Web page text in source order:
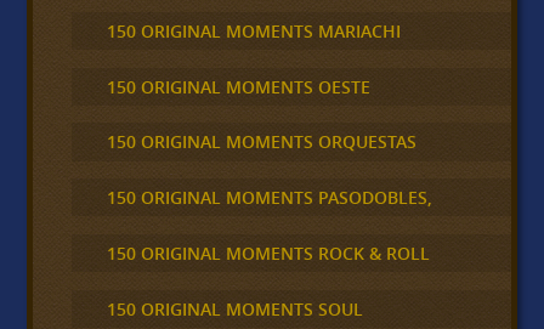
150 ORIGINAL MOMENTS MARIACHI
150 ORIGINAL MOMENTS OESTE
150 ORIGINAL MOMENTS ORQUESTAS
150 ORIGINAL MOMENTS PASODOBLES,
150 ORIGINAL MOMENTS ROCK & ROLL
150 ORIGINAL MOMENTS SOUL